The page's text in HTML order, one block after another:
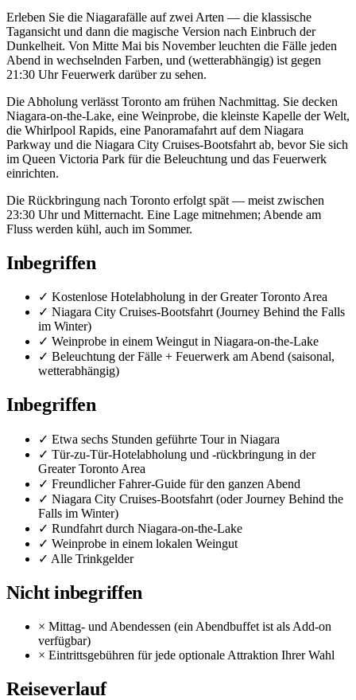
Erleben Sie die Niagarafälle auf zwei Arten — die klassische
Tagansicht und dann die magische Version nach Einbruch der
Dunkelheit. Von Mitte Mai bis November leuchten die Fälle jeden
Abend in wechselnden Farben, und (wetterabhängig) ist gegen
21:30 Uhr Feuerwerk darüber zu sehen.
Die Abholung verlässt Toronto am frühen Nachmittag. Sie decken
Niagara-on-the-Lake, eine Weinprobe, die kleinste Kapelle der Welt,
die Whirlpool Rapids, eine Panoramafahrt auf dem Niagara
Parkway und die Niagara City Cruises-Bootsfahrt ab, bevor Sie sich
im Queen Victoria Park für die Beleuchtung und das Feuerwerk
einrichten.
Die Rückbringung nach Toronto erfolgt spät — meist zwischen
23:30 Uhr und Mitternacht. Eine Lage mitnehmen; Abende am
Fluss werden kühl, auch im Sommer.
Inbegriffen
✓ Kostenlose Hotelabholung in der Greater Toronto Area
✓ Niagara City Cruises-Bootsfahrt (Journey Behind the Falls
im Winter)
✓ Weinprobe in einem Weingut in Niagara-on-the-Lake
✓ Beleuchtung der Fälle + Feuerwerk am Abend (saisonal,
wetterabhängig)
Inbegriffen
✓ Etwa sechs Stunden geführte Tour in Niagara
✓ Tür-zu-Tür-Hotelabholung und -rückbringung in der
Greater Toronto Area
✓ Freundlicher Fahrer-Guide für den ganzen Abend
✓ Niagara City Cruises-Bootsfahrt (oder Journey Behind the
Falls im Winter)
✓ Rundfahrt durch Niagara-on-the-Lake
✓ Weinprobe in einem lokalen Weingut
✓ Alle Trinkgelder
Nicht inbegriffen
× Mittag- und Abendessen (ein Abendbuffet ist als Add-on
verfügbar)
× Eintrittsgebühren für jede optionale Attraktion Ihrer Wahl
Reiseverlauf